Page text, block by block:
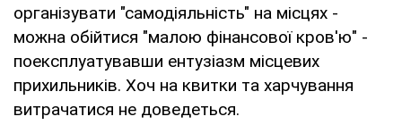
організувати "самодіяльність" на місцях -
можна обійтися "малою фінансової кров'ю" -
поексплуатувавши ентузіазм місцевих
прихильників. Хоч на квитки та харчування
витрачатися не доведеться.